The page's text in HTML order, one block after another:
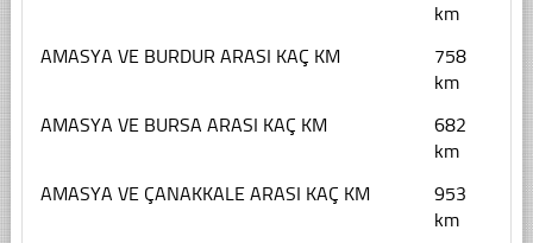
km
AMASYA VE BURDUR ARASI KAÇ KM
758
km
AMASYA VE BURSA ARASI KAÇ KM
682
km
AMASYA VE ÇANAKKALE ARASI KAÇ KM
953
km